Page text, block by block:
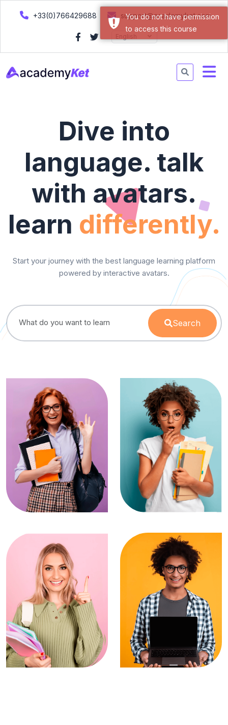
+33(0)766429688 support@academyket.com
English
Dive into
language. talk
with avatars.
learn differently.
Start your journey with the best language learning platform
powered by interactive avatars.
Search
You do not have permission
to access this course